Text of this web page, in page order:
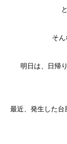
そ
明日は、日帰
最近、発生した台